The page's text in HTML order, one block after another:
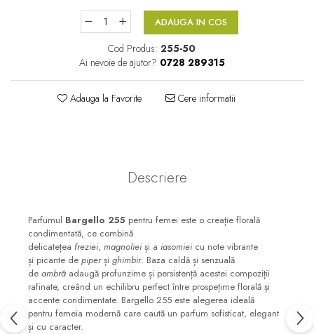
Floral-Lemnos
Aromatic-Verde
ADAUGA IN COS
Cod Produs: 255-50
Ai nevoie de ajutor? 0728 289315
Adauga la Favorite Cere informatii
Descriere
Parfumul Bargello 255 pentru femei este o creație florală
condimentată, ce combină
delicatețea freziei, magnolieiși a iasomieicu note vibrante
și picante de piperși ghimbir. Baza caldă și senzuală
de ambră adaugă profunzime și persistență acestei compoziții
rafinate, creând un echilibru perfect între prospețime florală și
accente condimentate. Bargello 255 este alegerea ideală
pentru femeia modernă care caută un parfum sofisticat, elegant
și cu caracter.